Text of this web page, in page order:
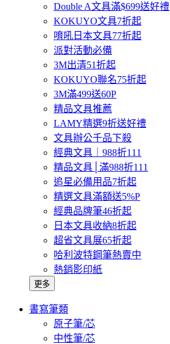
Double A文具滿$699送好禮
KOKUYO文具7折起
唷吼日本文具77折起
派對活動必備
3M出清51折起
KOKUYO聯名75折起
3M滿499送60P
精品文具推薦
LAMY精選9折送好禮
文具辦公千品下殺
經典文具｜988折111
精品文具│滿988折111
追星必備用品7折起
精選文具滿額送5%P
經典品牌筆46折起
日本文具收納8折起
超省文具展65折起
哈利波特鋼筆熱賣中
熱銷影印紙
更多
書寫筆類
原子筆/芯
中性筆/芯